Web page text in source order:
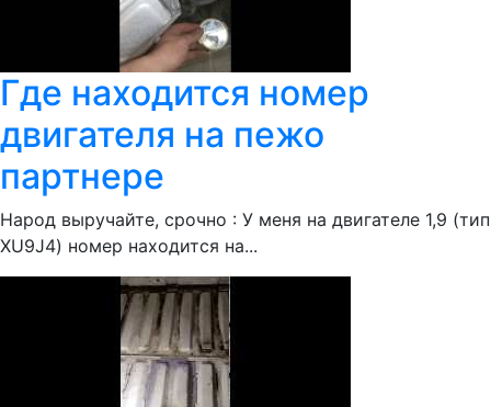
Где находится номер
двигателя на пежо
партнере
Народ выручайте, срочно : У меня на двигателе 1,9 (тип
XU9J4) номер находится на...